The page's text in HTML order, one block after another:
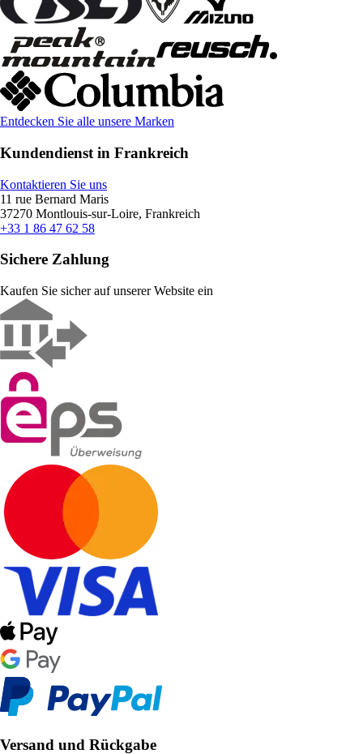
Entdecken Sie alle unsere Marken
Kundendienst in Frankreich
Kontaktieren Sie uns
11 rue Bernard Maris
37270 Montlouis-sur-Loire, Frankreich
+33 1 86 47 62 58
Sichere Zahlung
Kaufen Sie sicher auf unserer Website ein
Versand und Rückgabe